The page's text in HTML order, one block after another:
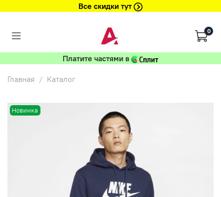
Все скидки тут
0
Платите частями в
Главная Каталог
Новинка